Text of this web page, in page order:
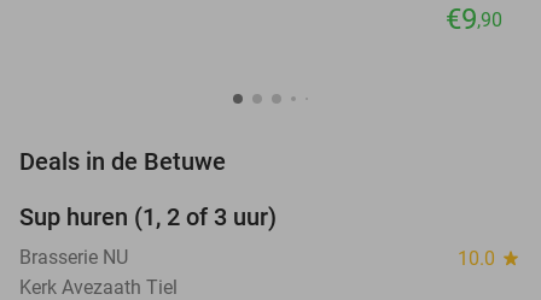
€9,90
Deals in de Betuwe
Sup huren (1, 2 of 3 uur)
Brasserie NU 10.0 star
Kerk Avezaath Tiel